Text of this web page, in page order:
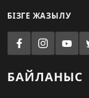
БІЗГЕ ЖАЗЫЛУ
БАЙЛАНЫС